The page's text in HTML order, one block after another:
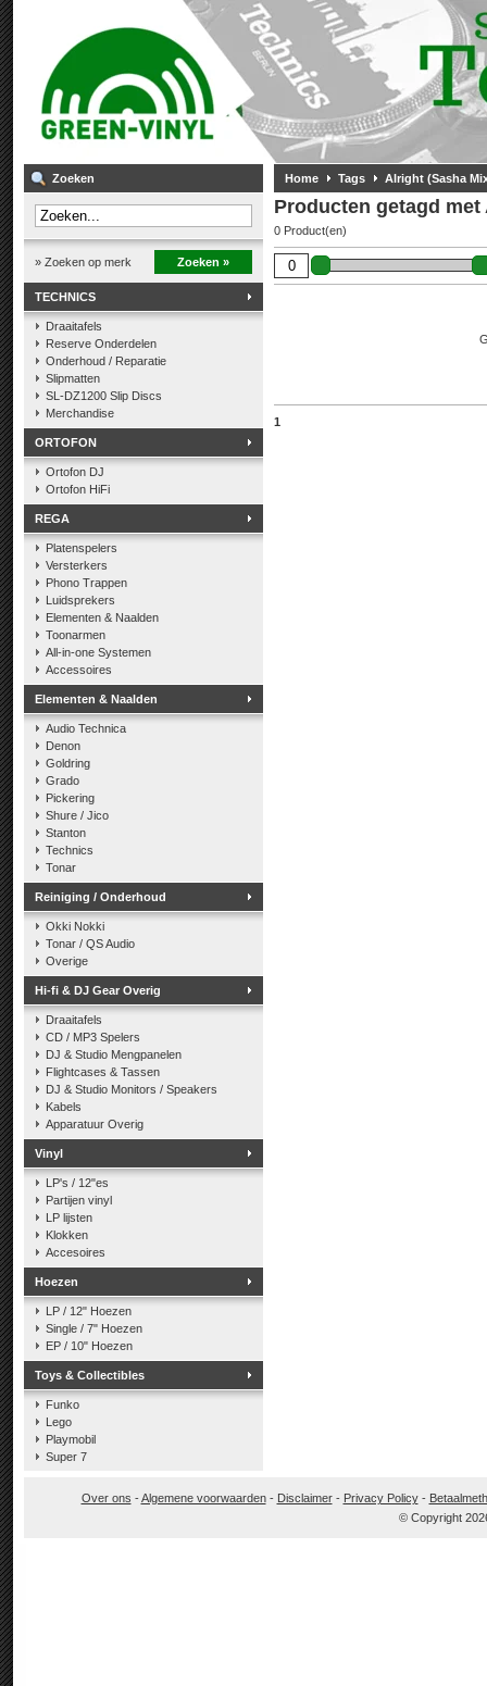
Zoeken
» Zoeken op merk Zoeken »
TECHNICS
Draaitafels
Reserve Onderdelen
Onderhoud / Reparatie
Slipmatten
SL-DZ1200 Slip Discs
Merchandise
ORTOFON
Ortofon DJ
Ortofon HiFi
REGA
Platenspelers
Versterkers
Phono Trappen
Luidsprekers
Elementen & Naalden
Toonarmen
All-in-one Systemen
Accessoires
Elementen & Naalden
Audio Technica
Denon
Goldring
Grado
Pickering
Shure / Jico
Stanton
Technics
Tonar
Reiniging / Onderhoud
Okki Nokki
Tonar / QS Audio
Overige
Hi-fi & DJ Gear Overig
Draaitafels
CD / MP3 Spelers
DJ & Studio Mengpanelen
Flightcases & Tassen
DJ & Studio Monitors / Speakers
Kabels
Apparatuur Overig
Vinyl
LP's / 12"es
Partijen vinyl
LP lijsten
Klokken
Accesoires
Hoezen
LP / 12" Hoezen
Single / 7" Hoezen
EP / 10" Hoezen
Toys & Collectibles
Funko
Lego
Playmobil
Super 7
Home Tags Alright (Sasha
Producten getagd
0 Product(en)
1
Over ons -Algemene voorwaarden- Disclaimer- Privacy Policy-
© Copyright